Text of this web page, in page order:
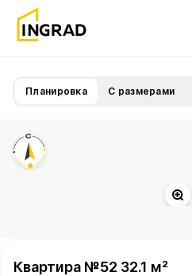
Планировка С размерами
Квартира №52 32.1 м²